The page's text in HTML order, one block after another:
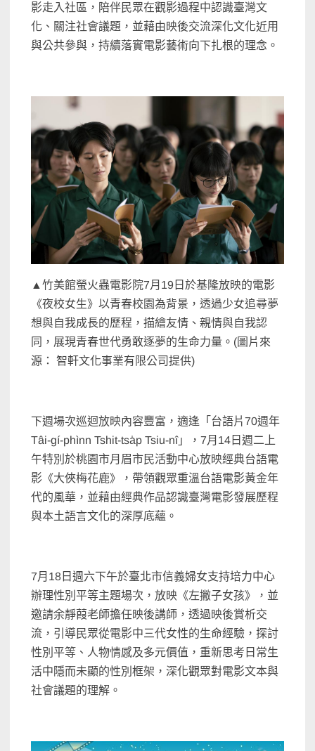
影走入社區，陪伴民眾在觀影過程中認識臺灣文
化、關注社會議題，並藉由映後交流深化文化近用
與公共參與，持續落實電影藝術向下扎根的理念。
▲竹美館螢火蟲電影院7月19日於基隆放映的電影
《夜校女生》以青春校園為背景，透過少女追尋夢
想與自我成長的歷程，描繪友情、親情與自我認
同，展現青春世代勇敢逐夢的生命力量。(圖片來
源： 智軒文化事業有限公司提供)
下週場次巡迴放映內容豐富，適逢「台語片70週年
Tâi-gí-phìnn Tshit-tsa̍p Tsiu-nî」，7月14日週二上
午特別於桃園市月眉市民活動中心放映經典台語電
影《大俠梅花鹿》，帶領觀眾重溫台語電影黃金年
代的風華，並藉由經典作品認識臺灣電影發展歷程
與本土語言文化的深厚底蘊。
7月18日週六下午於臺北市信義婦女支持培力中心
辦理性別平等主題場次，放映《左撇子女孩》，並
邀請余靜葭老師擔任映後講師，透過映後賞析交
流，引導民眾從電影中三代女性的生命經驗，探討
性別平等、人物情感及多元價值，重新思考日常生
活中隱而未顯的性別框架，深化觀眾對電影文本與
社會議題的理解。